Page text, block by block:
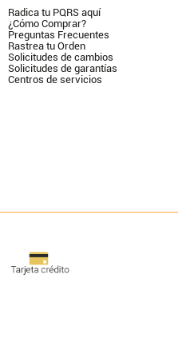
Radica tu PQRS aquí
¿Cómo Comprar?
Preguntas Frecuentes
Rastrea tu Orden
Solicitudes de cambios
Solicitudes de garantías
Centros de servicios